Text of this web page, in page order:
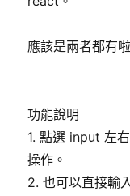
應該是兩者都有
功能說明
1. 點選 input 左
操作。
2. 也可以直接輸